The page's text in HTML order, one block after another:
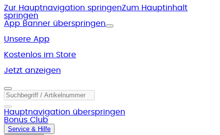
Zur Hauptnavigation springenZum Hauptinhalt
springen
App Banner überspringen
Unsere App
Kostenlos im Store
Jetzt anzeigen
Hauptnavigation überspringen
Bonus Club
Service & Hilfe